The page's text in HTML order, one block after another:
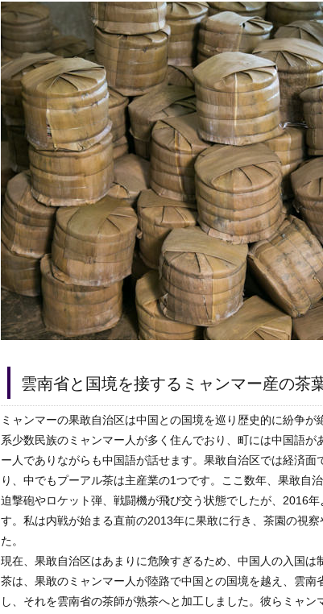
雲南省と国境を接するミャンマー産の茶
ミャンマーの果敢自治区は中国との国境を巡り歴史的に紛争が
系少数民族のミャンマー人が多く住んでおり、町には中国語が
ー人でありながらも中国語が話せます。果敢自治区では経済面
り、中でもプーアル茶は主産業の1つです。ここ数年、果敢自
迫撃砲やロケット弾、戦闘機が飛び交う状態でしたが、2016
す。私は内戦が始まる直前の2013年に果敢に行き、茶園の視
た。
現在、果敢自治区はあまりに危険すぎるため、中国人の入国は
茶は、果敢のミャンマー人が陸路で中国との国境を越え、雲南
し、それを雲南省の茶師が熟茶へと加工しました。彼らミャ